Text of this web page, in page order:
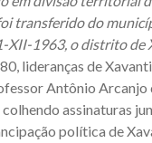
transferido do
XII-1963, o distrito de
lideranças de
Antônio Arcanjo
assinaturas
política de